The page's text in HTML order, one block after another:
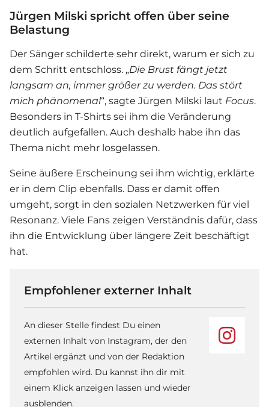
Jürgen Milski spricht offen über seine
Belastung
Der Sänger schilderte sehr direkt, warum er sich zu
dem Schritt entschloss. „Die Brust fängt jetzt
langsam an, immer größer zu werden. Das stört
mich phänomenal“, sagte Jürgen Milski laut Focus.
Besonders in T-Shirts sei ihm die Veränderung
deutlich aufgefallen. Auch deshalb habe ihn das
Thema nicht mehr losgelassen.
Seine äußere Erscheinung sei ihm wichtig, erklärte
er in dem Clip ebenfalls. Dass er damit offen
umgeht, sorgt in den sozialen Netzwerken für viel
Resonanz. Viele Fans zeigen Verständnis dafür, dass
ihn die Entwicklung über längere Zeit beschäftigt
hat.
Empfohlener externer Inhalt
An dieser Stelle findest Du einen
externen Inhalt von Instagram, der den
Artikel ergänzt und von der Redaktion
empfohlen wird. Du kannst ihn dir mit
einem Klick anzeigen lassen und wieder
ausblenden.